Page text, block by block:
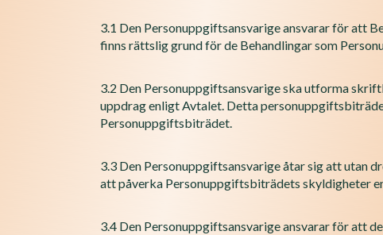
3.1 Den Personuppgiftsansvarige ansvarar för att
finns rättslig grund för de Behandlingar som
3.2 Den Personuppgiftsansvarige ska utforma
uppdrag enligt Avtalet. Detta
Personuppgiftsbiträdet.
3.3 Den Personuppgiftsansvarige åtar sig att utan
att påverka Personuppgiftsbiträdets skyldigheter
3.4 Den Personuppgiftsansvarige ansvarar för att